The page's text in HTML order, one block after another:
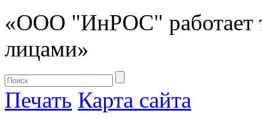
«ООО "ИнРОС" работает
лицами»
Печать Карта сайта